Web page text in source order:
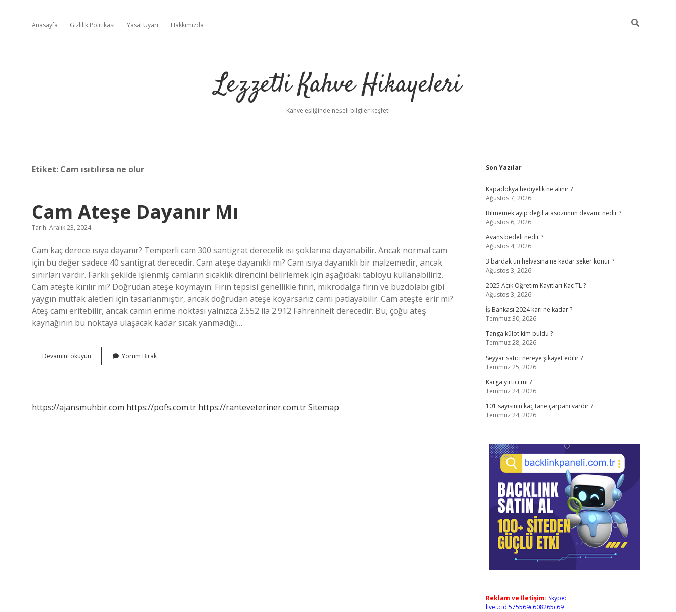
Anasayfa Gizlilik Politikası Yasal Uyarı Hakkımızda
Lezzetli Kahve Hikayeleri
Kahve eşliğinde neşeli bilgiler keşfet!
Etiket: Cam ısıtılırsa ne olur
Cam Ateşe Dayanır Mı
Tarih: Aralık 23, 2024
Cam kaç derece ısıya dayanır? Temperli cam 300 santigrat derecelik ısı şoklarına dayanabilir. Ancak normal cam
için bu değer sadece 40 santigrat derecedir. Cam ateşe dayanıklı mı? Cam ısıya dayanıklı bir malzemedir, ancak
sınırları vardır. Farklı şekilde işlenmiş camların sıcaklık direncini belirlemek için aşağıdaki tabloyu kullanabiliriz.
Cam ateşte kırılır mı? Doğrudan ateşe koymayın: Fırın tepsisi genellikle fırın, mikrodalga fırın ve buzdolabı gibi
yaygın mutfak aletleri için tasarlanmıştır, ancak doğrudan ateşe koyarsanız camı patlayabilir. Cam ateşte erir mi?
Ateş camı eritebilir, ancak camın erime noktası yalnızca 2.552 ila 2.912 Fahrenheit derecedir. Bu, çoğu ateş
kaynağının bu noktaya ulaşacak kadar sıcak yanmadığı…
Devamını okuyun
Ateşe
Yorum Bırak
https://ajansmuhbir.com https://pofs.com.tr https://ranteveteriner.com.trSitemap
Sidebar
Son Yazılar
Kapadokya hediyelik ne alınır ?
Ağustos 7, 2026
Bilmemek ayıp değil atasözünün devamı nedir ?
Ağustos 6, 2026
Avans bedeli nedir ?
Ağustos 4, 2026
3 bardak un helvasına ne kadar şeker konur ?
Ağustos 3, 2026
2025 Açık Öğretim Kayıtları Kaç TL ?
Ağustos 3, 2026
İş Bankası 2024 karı ne kadar ?
Temmuz 30, 2026
Tanga külot kim buldu ?
Temmuz 28, 2026
Seyyar satıcı nereye şikayet edilir ?
Temmuz 25, 2026
Karga yırtıcı mı ?
Temmuz 24, 2026
101 sayısının kaç tane çarpanı vardır ?
Temmuz 24, 2026
Reklam ve İletişim: Skype:
live:.cid.575569c608265c69